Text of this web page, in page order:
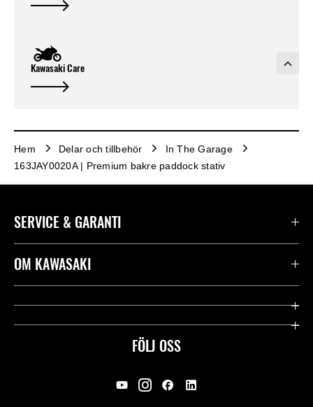
Kawasaki Care
Hem Delar och tillbehör
In The Garage
163JAY0020A | Premium bakre paddock stativ
FÖLJ OSS
SERVICE & GARANTI
Kontakta oss
Användbara länkar
Rättsligt & Sekretess
OM KAWASAKI
Företag